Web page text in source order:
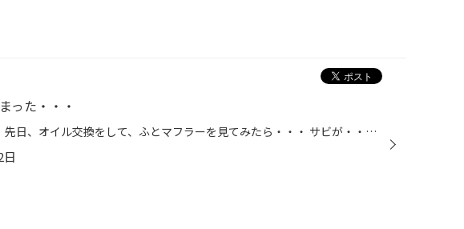
った・・・
こんにちは。 先日、オイル交換をして、ふとマフラーを見てみたら・・・ サビが・・・しかも全体ではなく、部分的に・・・ 気が付かなかった。(；一_一) 急に見つけてしまうとショックです。(ーー;) マフラーなので排気漏れを起こしてしまうとまずいので、 これ以上進行させないように何とかしないと。
日